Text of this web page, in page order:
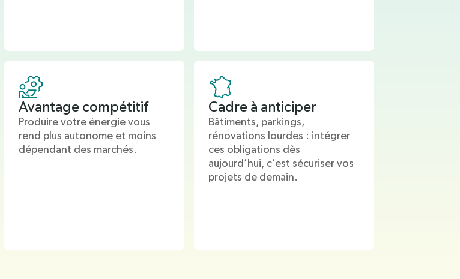
Avantage compétitif
Produire votre énergie vous
rend plus autonome et moins
dépendant des marchés.
Cadre à anticiper
Bâtiments, parkings,
rénovations lourdes : intégrer
ces obligations dès
aujourd’hui, c’est sécuriser vos
projets de demain.